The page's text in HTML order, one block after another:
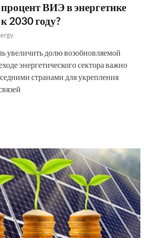
ВИЭ в энергетике
2030 году?
увеличить долю возобновляемой
энергетического сектора важно
странами для укрепления